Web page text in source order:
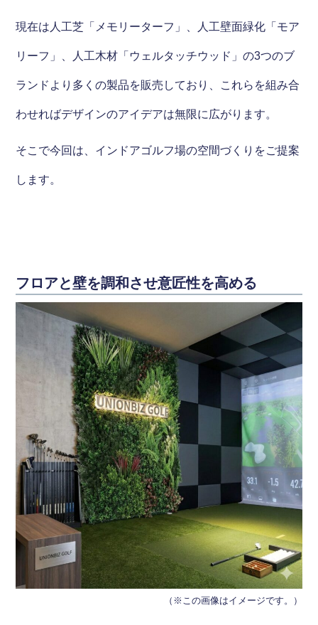
現在は人工芝「メモリーターフ」、人工壁面緑化「モア
リーフ」、人工木材「ウェルタッチウッド」の3つのブ
ランドより多くの製品を販売しており、これらを組み合
わせればデザインのアイデアは無限に広がります。
そこで今回は、インドアゴルフ場の空間づくりをご提案
します。
フロアと壁を調和させ意匠性を高める
（※この画像はイメージです。）